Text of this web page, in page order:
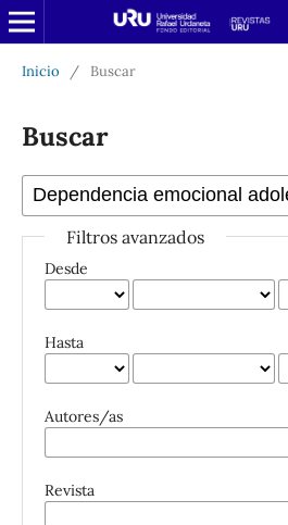
Inicio / Buscar
Buscar
Filtros avanzados
Desde
Hasta
Autores/as
Revista